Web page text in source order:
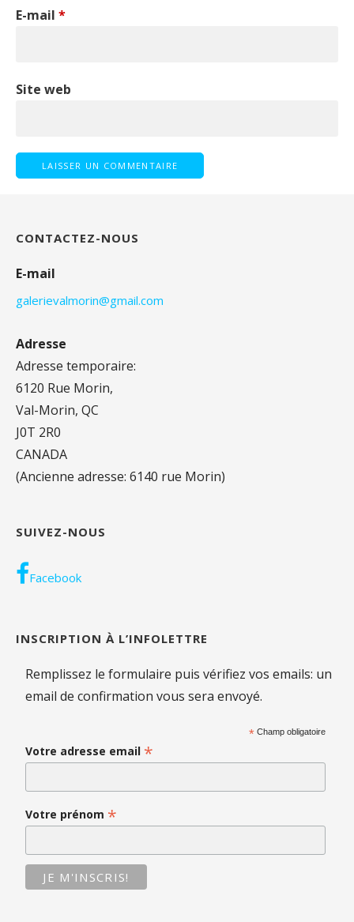
E-mail *
Site web
CONTACTEZ-NOUS
E-mail
galerievalmorin@gmail.com
Adresse
Adresse temporaire:
6120 Rue Morin,
Val-Morin, QC
J0T 2R0
CANADA
(Ancienne adresse: 6140 rue Morin)
SUIVEZ-NOUS
Facebook
INSCRIPTION À L’INFOLETTRE
Remplissez le formulaire puis vérifiez vos emails: un
email de confirmation vous sera envoyé.
* Champ obligatoire
Votre adresse email *
Votre prénom *